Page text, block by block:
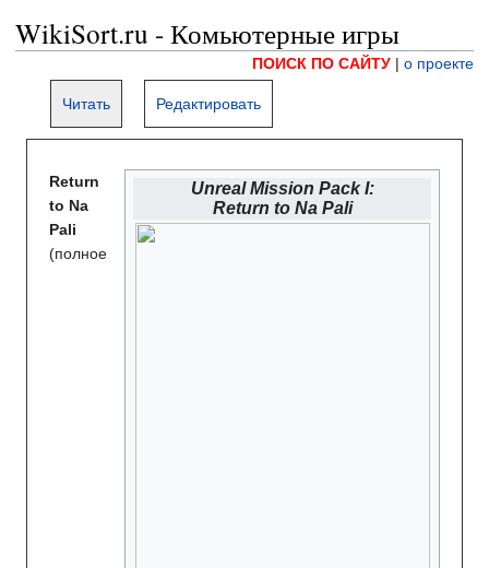
WikiSort.ru - Комьютерные игры
ПОИСК ПО САЙТУ | о проекте
Читать Редактировать
Unreal Mission Pack I:
Return to Na Pali
Return
to Na
Pali
(полное